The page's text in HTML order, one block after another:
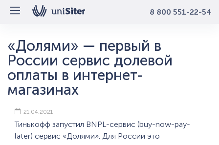
8 800 551-22-54
«Долями» — первый в
России сервис долевой
оплаты в интернет-
магазинах
21.04.2021
Тинькофф запустил BNPL-сервис (buy-now-pay-
later) сервис «Долями». Для России это